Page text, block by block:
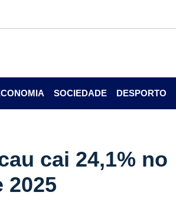
SOCIEDADE DESPORTO
cai 24,1% no
2025